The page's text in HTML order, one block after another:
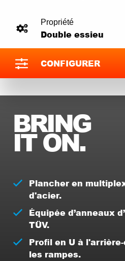
Propriété
Double essieu
CONFIGURER
BRING
IT ON.
Plancher en
d'acier.
Équipée d’anneaux
TÜV.
Profil en U à
les rampes.